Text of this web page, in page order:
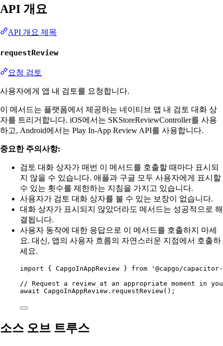
API 개요
API 개요 제목
requestReview
요청 검토
사용자에게 앱 내 검토를 요청합니다.
이 메서드는 플랫폼에서 제공하는 네이티브 앱 내 검토 대화 상
자를 트리거합니다. iOS에서는 SKStoreReviewController를 사용
하고, Android에서는 Play In-App Review API를 사용합니다.
중요한 주의사항:
검토 대화 상자가 매번 이 메서드를 호출할 때마다 표시되
지 않을 수 있습니다. 애플과 구글 모두 사용자에게 표시할
수 있는 횟수를 제한하는 지침을 가지고 있습니다.
사용자가 검토 대화 상자를 볼 수 있는 보장이 없습니다.
대화 상자가 표시되지 않았더라도 메서드는 성공적으로 해
결됩니다.
사용자 동작에 대한 응답으로 이 메서드를 호출하지 마세
요. 대신, 앱의 사용자 흐름의 자연스러운 지점에서 호출하
세요.
import { CapgoInAppReview } from
'@capgo/
// Request a review at an appropriate moment in
await CapgoInAppReview. requestReview();
소스 오브 트루스